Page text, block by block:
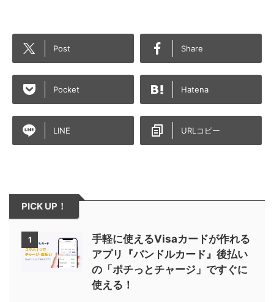
Post Share
Pocket Hatena
LINE URLコピー
PICK UP！
1
手軽に使えるVisaカードが作れる
アプリ『バンドルカード』後払い
の「ポチっとチャージ」ですぐに
使える！